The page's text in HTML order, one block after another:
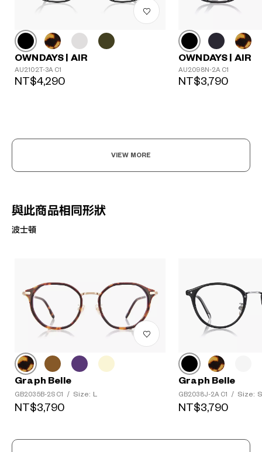
OWNDAYS | AIR
AU2102T-3A C1
NT$4,290
OWNDAYS | AIR
AU2098N-2A C1
NT$3,790
VIEW MORE
與此商品相同形狀
波士頓
Graph Belle
GB2035B-2S C1 / Size: L
NT$3,790
Graph Belle
GB2038J-2A C1 / Size: S
NT$3,790